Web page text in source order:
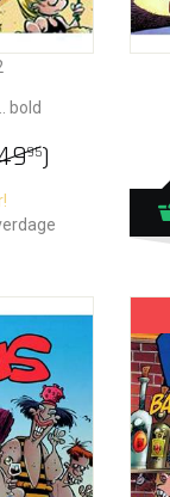
bold
95)